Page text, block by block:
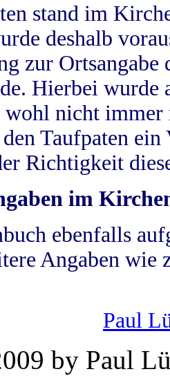
stand im
deshalb
zur
Hierbei wurde
wohl nicht
Taufpaten
Richtigkeit
im
ebenfalls
Angaben wie
Paul
by Paul